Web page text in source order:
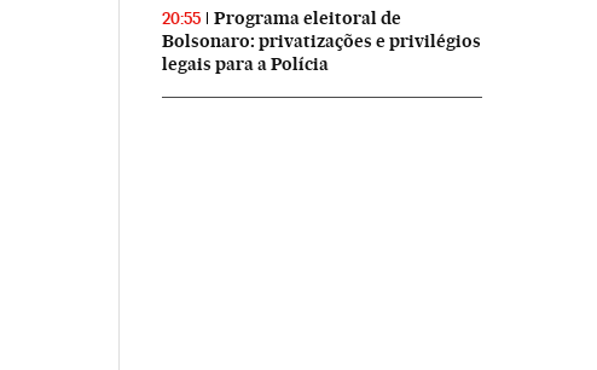
20:55
Programa eleitoral de
Bolsonaro: privatizações e privilégios
legais para a Polícia